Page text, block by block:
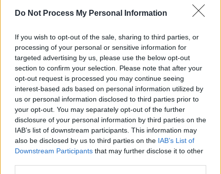
Do Not Process My Personal Information
If you wish to opt-out of the sale, sharing to third parties, or
processing of your personal or sensitive information for
targeted advertising by us, please use the below opt-out
section to confirm your selection. Please note that after your
opt-out request is processed you may continue seeing
interest-based ads based on personal information utilized by
us or personal information disclosed to third parties prior to
your opt-out. You may separately opt-out of the further
disclosure of your personal information by third parties on the
IAB’s list of downstream participants. This information may
also be disclosed by us to third parties on the IAB’s List of
Downstream Participants that may further disclose it to other
προβλήματα» και ζητώντας να
απομακρυνθούν οι κλούβες των ΜΑΤ από το
σημείο.
video